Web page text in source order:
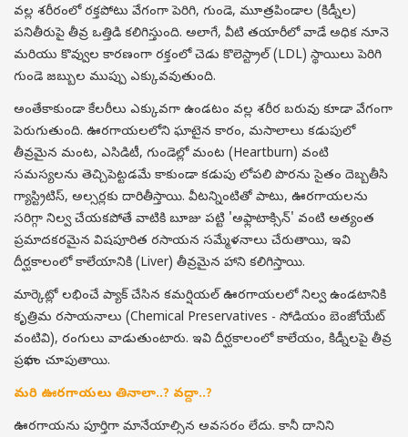
వల్ల శరీరంలో రక్తపోటు వేగంగా పెరిగి, గుండె, మూత్రపిండాల (కిడ్నీల)
పనితీరుపై తీవ్ర ఒత్తిడి కలిగిస్తుంది. అలాగే, వీటి తయారీలో వాడే అధిక నూనె
మరియు కొవ్వుల కారణంగా రక్తంలో చెడు కొలెస్ట్రాల్ (LDL) స్థాయిలు పెరిగి
గుండె జబ్బుల ముప్పు ఎక్కువవుతుంది.
అంతేకాకుండా కేలరీలు ఎక్కువగా ఉండటం వల్ల శరీర బరువు కూడా వేగంగా
పెరుగుతుంది. ఊరగాయలలోని ఘాటైన కారం, మసాలాలు కడుపులో
తీవ్రమైన మంట, ఎసిడిటీ, గుండెల్లో మంట (Heartburn) వంటి
సమస్యలను తెచ్చిపెట్టడమే కాకుండా కడుపు లోపలి పొరను సైతం దెబ్బతీసి
గ్యాస్ట్రిటిస్, అల్సర్లకు దారితీస్తాయి. వీటన్నింటితో పాటు, ఊరగాయలను
సరిగ్గా నిల్వ చేయకపోతే వాటికి బూజు పట్టి 'అఫ్లాటాక్సిన్' వంటి అత్యంత
ప్రమాదకరమైన విషపూరిత రసాయన సమ్మేళనాలు చేరుతాయి, ఇవి
దీర్ఘకాలంలో కాలేయానికి (Liver) తీవ్రమైన హాని కలిగిస్తాయి.
మార్కెట్లో లభించే ప్యాక్ చేసిన కమర్షియల్ ఊరగాయలలో నిల్వ ఉండటానికి
కృత్రిమ రసాయనాలు (Chemical Preservatives - సోడియం బెంజోయేట్
వంటివి), రంగులు వాడుతుంటారు. ఇవి దీర్ఘకాలంలో కాలేయం, కిడ్నీలపై తీవ్ర
ప్రభావం చూపుతాయి.
మరి ఊరగాయలు తినాలా..? వద్దా..?
ఊరగాయను పూర్తిగా మానేయాల్సిన అవసరం లేదు. కానీ దానిని